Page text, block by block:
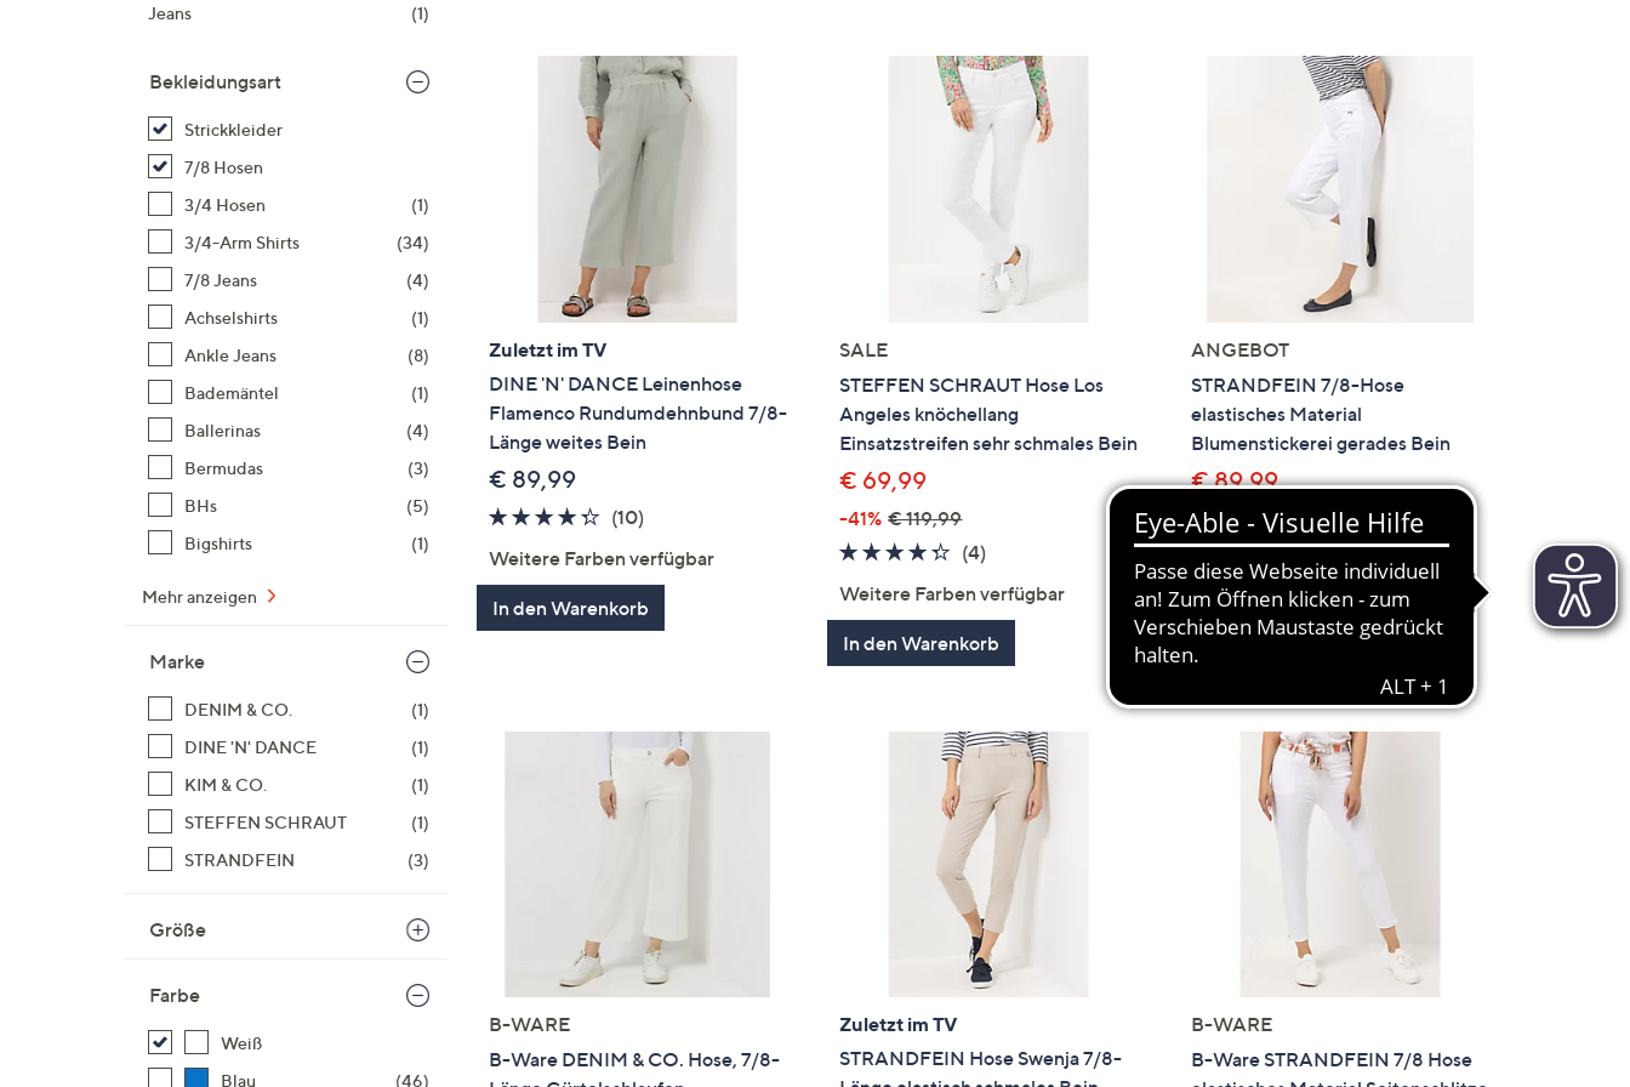
Touch-
Geräten
anzuzeigen.
Jeans
(1)
Bekleidungsart
Strickkleider
7/8 Hosen
3/4 Hosen
(1)
3/4-Arm Shirts
(34)
7/8 Jeans
(4)
Achselshirts
(1)
Ankle Jeans
(8)
Bademäntel
(1)
Ballerinas
(4)
Bermudas
(3)
BHs
(5)
Bigshirts
(1)
Mehr anzeigen
Marke
DENIM & CO.
(1)
DINE 'N' DANCE
(1)
KIM & CO.
(1)
STEFFEN SCHRAUT
(1)
STRANDFEIN
(3)
Größe
Farbe
Weiß
Blau
(46)
Zuletzt im TV
DINE 'N' DANCE Leinenhose
Flamenco Rundumdehnbund 7/8-
Länge weites Bein
€ 89,99
4.3
5
(10)10
Weitere Farben verfügbar
In den Warenkorb
SALE
STEFFEN SCHRAUT Hose Los
Angeles knöchellang
Einsatzstreifen sehr schmales Bein
€ 69,99
-41% € 119,99
4.2
5
(4)
Weitere Farben verfügbar
In den Warenkorb
ANGEBOT
STRANDFEIN 7/8-Hose
elastisches Material
Blumenstickerei gerades Bein
€ 89,99
4.2
von
5
(36)36
Bewertungen
Weitere Farben verfügbar
In den Warenkorb
B-WARE
B-Ware DENIM & CO. Hose, 7/8-
Zuletzt im TV
STRANDFEIN Hose Swenja 7/8-
B-WARE
B-Ware STRANDFEIN 7/8 Hose